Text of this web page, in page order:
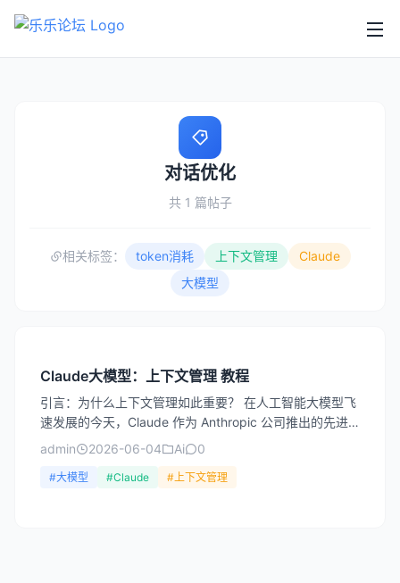
对话优化
共 1 篇帖子
相关标签： token消耗 上下文管理
Claude
大模型
Claude大模型：上下文管理 教程
引言：为什么上下文管理如此重要？ 在人工智能大模型飞
速发展的今天，Claude 作为 Anthropic 公司推出的先进
语言模型，以其卓越的对话能力和安全性著称...
admin 2026-06-04 Ai 0
#大模型 #Claude #上下文管理